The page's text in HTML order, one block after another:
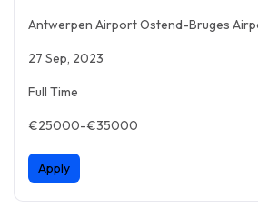
Antwerpen Airport Ostend-Bruges
27 Sep, 2023
Full Time
€25000-€35000
Apply